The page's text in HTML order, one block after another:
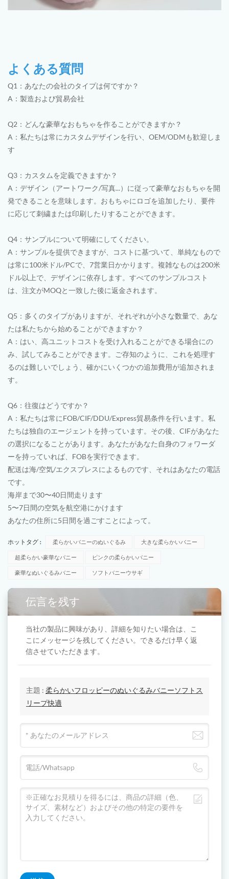
よくある質問
Q1：あなたの会社のタイプは何ですか？
A：製造および貿易会社
Q2：どんな豪華なおもちゃを作ることができますか？
A：私たちは常にカスタムデザインを行い、OEM/ODMも歓迎しま
す
Q3：カスタムを定義できますか？
A：デザイン（アートワーク/写真...）に従って豪華なおもちゃを開
発できることを意味します。おもちゃにロゴを追加したり、要件
に応じて刺繍または印刷したりすることができます。
Q4：サンプルについて明確にしてください。
A：サンプルを提供できますが、コストに基づいて、単純なもので
は常に100米ドル/PCで、7営業日かかります。複雑なものは200米
ドル以上で、デザインに依存します。すべてのサンプルコスト
は、注文がMOQと一致した後に返金されます。
Q5：多くのタイプがありますが、それぞれが小さな数量で、あな
たは私たちから始めることができますか？
A：はい、高ユニットコストを受け入れることができる場合にの
み、試してみることができます。ご存知のように、これを処理す
るのは難しいでしょう、確かにいくつかの追加費用が追加されま
す。
Q6：往復はどうですか？
A：私たちは常にFOB/CIF/DDU/Express貿易条件を行います。私
たちは独自のエージェントを持っています。その後、CIFがあなた
の選択になることがあります。あなたがあなた自身のフォワーダ
ーを持っていれば、FOBを実行できます。
配送は海/空気/エクスプレスによるものです、それはあなたの電話
です。
海岸まで30〜40日間走ります
5〜7日間の空気を航空港にかけます
あなたの住所に5日間を過ごすことによって。
ホットタグ : 柔らかいバニーのぬいぐるみ 大きな柔らかいバニー
超柔らかい豪華なバニー ピンクの柔らかいバニー
豪華なぬいぐるみバニー ソフトバニーウサギ
伝言を残す
当社の製品に興味があり、詳細を知りたい場合は、こ
こにメッセージを残してください。できるだけ早く返
信させていただきます。
主題 : 柔らかいフロッピーのぬいぐるみバニーソフトス
リープ快適